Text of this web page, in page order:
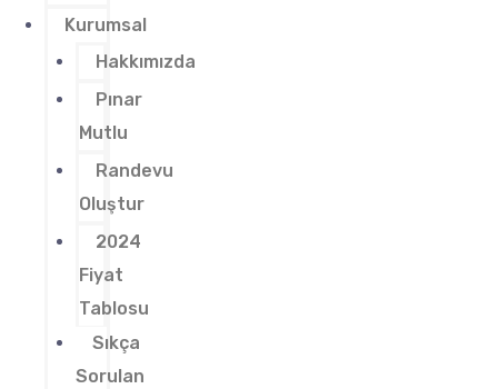
Kurumsal
Hakkımızda
Pınar
Mutlu
Randevu
Oluştur
2024
Fiyat
Tablosu
Sıkça
Sorulan